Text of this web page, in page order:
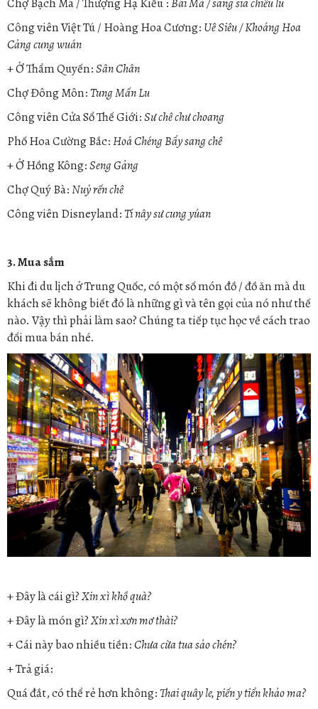
Chợ Bạch Mã / Thượng Hạ Kiều :Bái Mả / sang sia chiểu lu
Công viên Việt Tú / Hoàng Hoa Cương: Uê Siêu / Khoáng Hoa
Cảng cung wuán
+ Ở Thẩm Quyến:Sân Chân
Chợ Đông Môn:Tung Mấn Lu
Công viên Cửa Sổ Thế Giới:Sư chê chư choang
Phố Hoa Cường Bắc:Hoá Chéng Bẩy sang chê
+ Ở Hồng Kông:Seng Gảng
Chợ Quý Bà:Nuỷ rến chê
Công viên Disneyland:Tí nây sư cung yúan
3. Mua sắm
Khi đi du lịch ở Trung Quốc, có một số món đồ / đồ ăn mà du
khách sẽ không biết đó là những gì và tên gọi của nó như thế
nào. Vậy thì phải làm sao? Chúng ta tiếp tục học về cách trao
đổi mua bán nhé.
+ Đây là cái gì?Xin xì khồ quà?
+ Đây là món gì?Xin xì xơn mơ thài?
+ Cái này bao nhiều tiền:Chưa cừa tua sảo chén?
+ Trả giá:
Quá đắt, có thể rẻ hơn không:Thai quây le, piến y tiển khảo ma?